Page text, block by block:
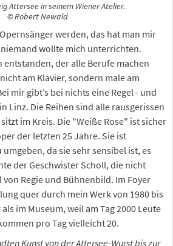
Attersee in seinem Wiener Atelier.
© Robert Newald
werden, das hat man mir
wollte mich unterrichten.
entstanden, der alle Berufe machen
am Klavier, sondern male am
mir gibt’s bei nichts eine Regel - und
Linz. Die Reihen sind alle rausgerissen
im Kreis. Die "Weiße Rose" ist sicher
der letzten 25 Jahre. Sie ist
da sie sehr sensibel ist, es
der Geschwister Scholl, die nicht
Regie und Bühnenbild. Im Foyer
quer durch mein Werk von 1980 bis
im Museum, weil am Tag 2000 Leute
pro Tag vielleicht 20.
Kunst von der Attersee-Wurst bis zur